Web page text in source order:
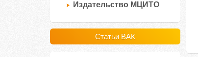
Издательство МЦИТО
Статьи ВАК